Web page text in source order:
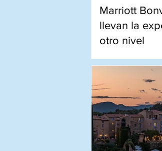
Marriott
llevan la
otro nivel
Accesos VIP,
exclusivas
experiencia